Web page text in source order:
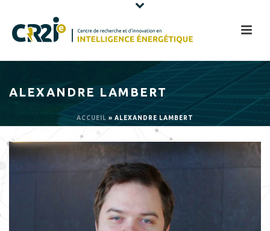
ALEXANDRE LAMBERT
ACCUEIL » ALEXANDRE LAMBERT